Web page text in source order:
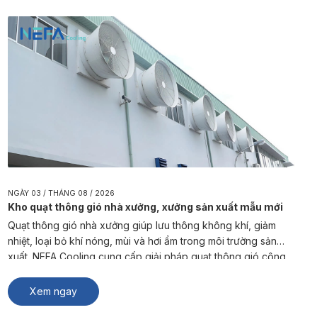
NGÀY 03 / THÁNG 08 / 2026
Kho quạt thông gió nhà xưởng, xưởng sản xuất mẫu mới
Quạt thông gió nhà xưởng giúp lưu thông không khí, giảm
nhiệt, loại bỏ khí nóng, mùi và hơi ẩm trong môi trường sản
xuất. NEFA Cooling cung cấp giải pháp quạt thông gió công
Xem thêm: Thông gió biệt thự Quạt […]
Xem ngay